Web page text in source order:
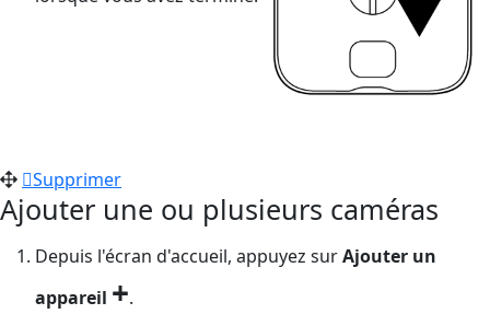
Supprimer
Ajouter une ou plusieurs caméras
Depuis l'écran d'accueil, appuyez surAjouter un
appareil +.